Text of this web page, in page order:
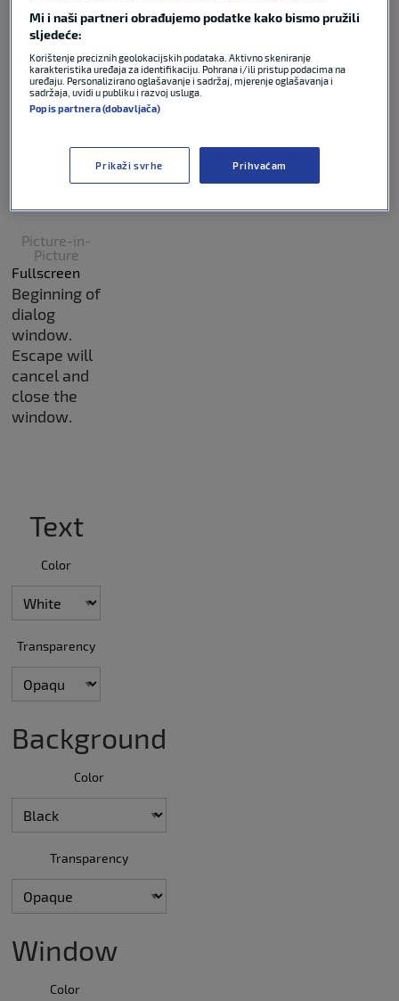
opens
subtitles
settings
dialog
subtitles
Picture-in-
Picture
Fullscreen
Beginning of
dialog
window.
Escape will
cancel and
close the
window.
Text
Color
Transparency
Background
Color
Transparency
Window
Color
Mi i naši partneri obrađujemo podatke kako bismo pružili
sljedeće:
Korištenje preciznih geolokacijskih podataka. Aktivno skeniranje
karakteristika uređaja za identifikaciju. Pohrana i/ili pristup podacima na
uređaju. Personalizirano oglašavanje i sadržaj, mjerenje oglašavanja i
sadržaja, uvidi u publiku i razvoj usluga.
Popis partnera (dobavljača)
Prikaži svrhe Prihvaćam